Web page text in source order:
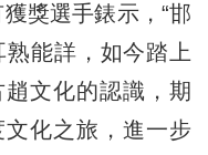
獎選手錶示，“邯
熟能詳，如今踏上
文化的認識，期
化之旅，進一步